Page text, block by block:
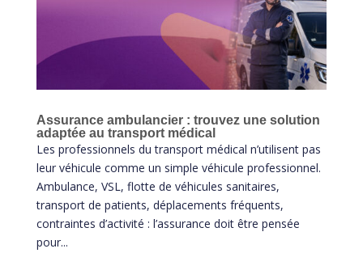
Assurance ambulancier : trouvez une solution
adaptée au transport médical
Les professionnels du transport médical n’utilisent pas
leur véhicule comme un simple véhicule professionnel.
Ambulance, VSL, flotte de véhicules sanitaires,
transport de patients, déplacements fréquents,
contraintes d’activité : l’assurance doit être pensée
pour...